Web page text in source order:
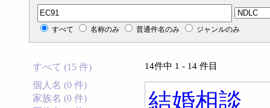
分類記号検索
すべて 名称のみ 普通件名のみ ジャンルのみ
すべて (15 件)
個人名 (0 件)
家族名 (0 件)
14件中 1 - 14 件目
結婚相談